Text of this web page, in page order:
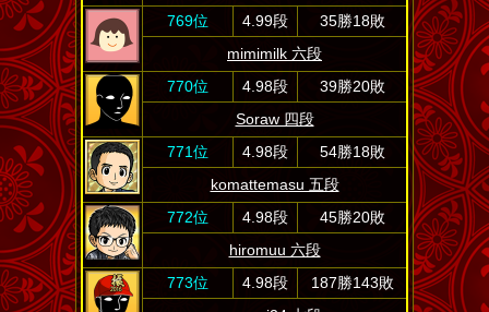
769位
4.99段
35勝18敗
mimimilk 六段
770位
4.98段
39勝20敗
Soraw 四段
771位
4.98段
54勝18敗
komattemasu 五段
772位
4.98段
45勝20敗
hiromuu 六段
773位
4.98段
187勝143敗